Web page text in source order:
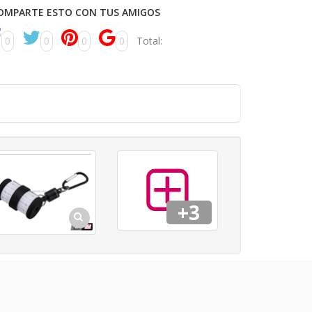
ESTO CON TUS AMIGOS
0 0 0 0 Total:
+3